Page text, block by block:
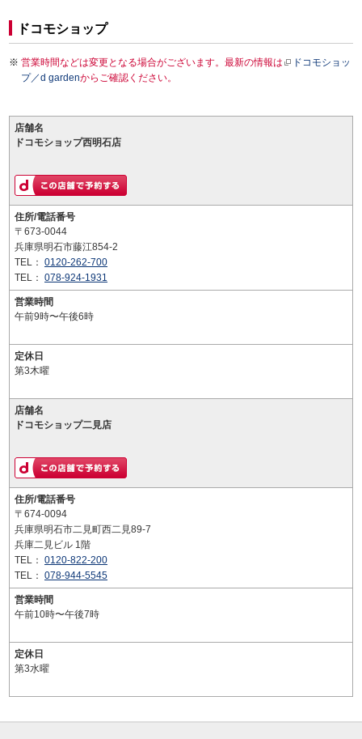
ドコモショップ
営業時間などは変更となる場合がございます。最新の情報は
ドコモショッ
プ／d gardenからご確認ください。
店舗名
ドコモショップ西明石店
住所/電話番号
〒673-0044
兵庫県明石市藤江854-2
TEL： 0120-262-700
TEL： 078-924-1931
営業時間
午前9時〜午後6時
定休日
第3木曜
店舗名
ドコモショップ二見店
住所/電話番号
〒674-0094
兵庫県明石市二見町西二見89-7
兵庫二見ビル 1階
TEL： 0120-822-200
TEL： 078-944-5545
営業時間
午前10時〜午後7時
定休日
第3水曜